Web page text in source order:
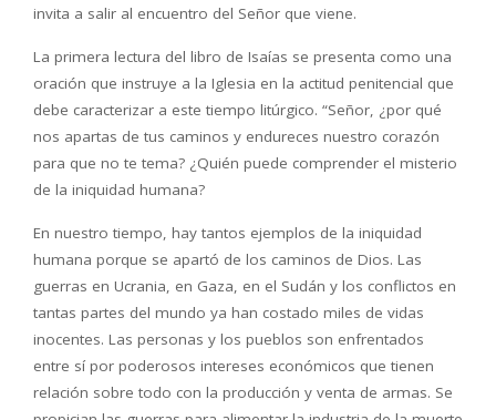
invita a salir al encuentro del Señor que viene.
La primera lectura del libro de Isaías se presenta como una
oración que instruye a la Iglesia en la actitud penitencial que
debe caracterizar a este tiempo litúrgico. “Señor, ¿por qué
nos apartas de tus caminos y endureces nuestro corazón
para que no te tema? ¿Quién puede comprender el misterio
de la iniquidad humana?
En nuestro tiempo, hay tantos ejemplos de la iniquidad
humana porque se apartó de los caminos de Dios. Las
guerras en Ucrania, en Gaza, en el Sudán y los conflictos en
tantas partes del mundo ya han costado miles de vidas
inocentes. Las personas y los pueblos son enfrentados
entre sí por poderosos intereses económicos que tienen
relación sobre todo con la producción y venta de armas. Se